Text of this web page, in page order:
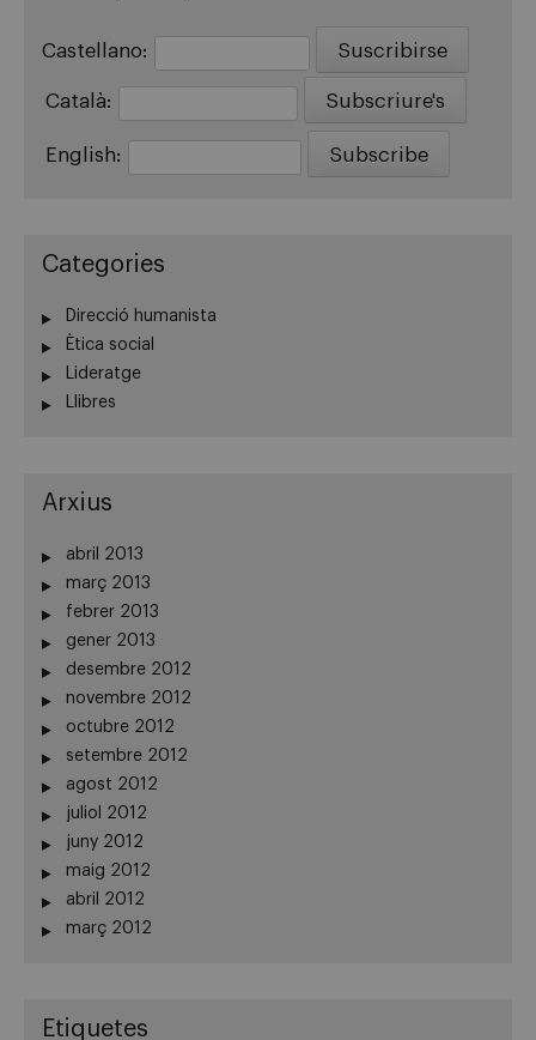
Castellano:
Català:
English:
Categories
Direcció humanista
Ètica social
Lideratge
Llibres
Arxius
abril 2013
març 2013
febrer 2013
gener 2013
desembre 2012
novembre 2012
octubre 2012
setembre 2012
agost 2012
juliol 2012
juny 2012
maig 2012
abril 2012
març 2012
Etiquetes